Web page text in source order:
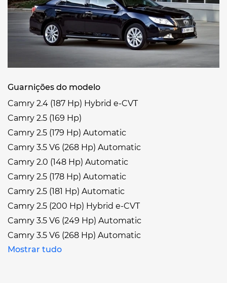
Guarnições do modelo
Camry 2.4 (187 Hp) Hybrid e-CVT
Camry 2.5 (169 Hp)
Camry 2.5 (179 Hp) Automatic
Camry 3.5 V6 (268 Hp) Automatic
Camry 2.0 (148 Hp) Automatic
Camry 2.5 (178 Hp) Automatic
Camry 2.5 (181 Hp) Automatic
Camry 2.5 (200 Hp) Hybrid e-CVT
Camry 3.5 V6 (249 Hp) Automatic
Camry 3.5 V6 (268 Hp) Automatic
Mostrar tudo